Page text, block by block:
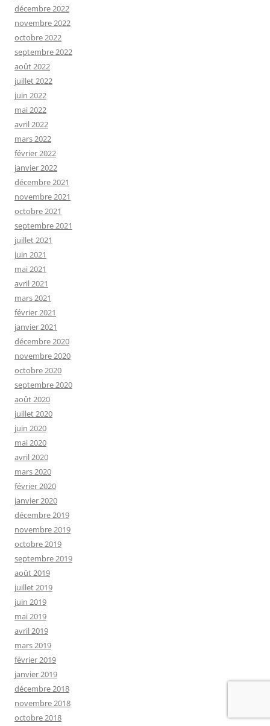
décembre 2022
novembre 2022
octobre 2022
septembre 2022
août 2022
juillet 2022
juin 2022
mai 2022
avril 2022
mars 2022
février 2022
janvier 2022
décembre 2021
novembre 2021
octobre 2021
septembre 2021
juillet 2021
juin 2021
mai 2021
avril 2021
mars 2021
février 2021
janvier 2021
décembre 2020
novembre 2020
octobre 2020
septembre 2020
août 2020
juillet 2020
juin 2020
mai 2020
avril 2020
mars 2020
février 2020
janvier 2020
décembre 2019
novembre 2019
octobre 2019
septembre 2019
août 2019
juillet 2019
juin 2019
mai 2019
avril 2019
mars 2019
février 2019
janvier 2019
décembre 2018
novembre 2018
octobre 2018